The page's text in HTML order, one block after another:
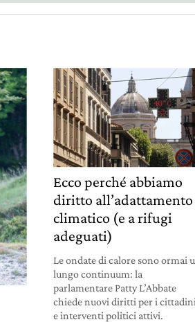
Ecco perché abbiamo
diritto all’adattamento
climatico (e a rifugi
adeguati)
Le ondate di calore sono ormai
lungo continuum: la
parlamentare Patty L’Abbate
chiede nuovi diritti per i
e interventi politici attivi.